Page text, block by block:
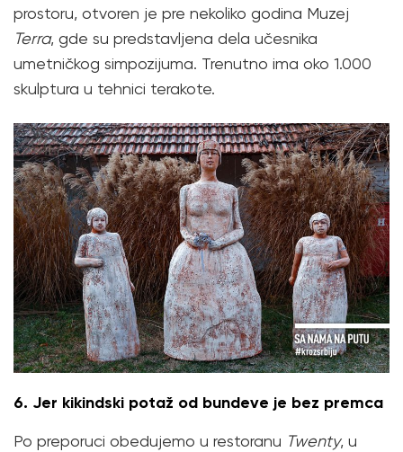
prostoru, otvoren je pre nekoliko godina Muzej
Terra, gde su predstavljena dela učesnika
umetničkog simpozijuma. Trenutno ima oko 1.000
skulptura u tehnici terakote.
6. Jer kikindski potaž od bundeve je bez premca
Po preporuci obedujemo u restoranu Twenty, u